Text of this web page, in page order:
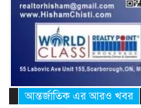
আন্তর্জাতিক এর আরও খবর